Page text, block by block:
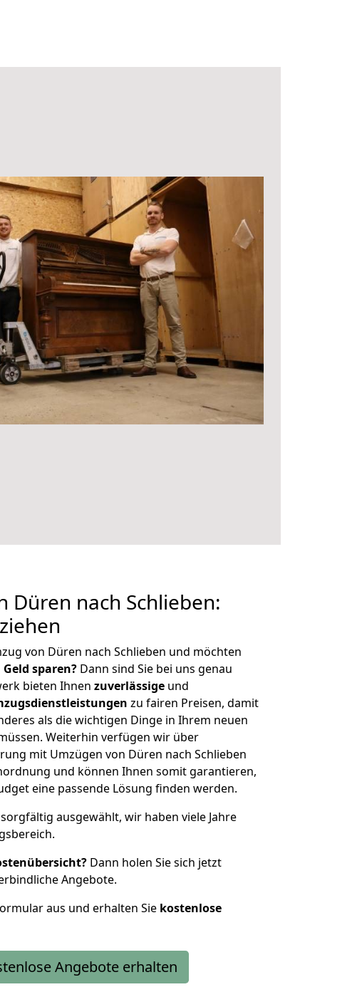
Düren nach Schlieben:
von Düren nach Schlieben und möchten
sparen? Dann sind Sie bei uns genau
bieten Ihnen zuverlässige und
zu fairen Preisen, damit
als die wichtigen Dinge in Ihrem neuen
Weiterhin verfügen wir über
mit Umzügen von Düren nach Schlieben
und können Ihnen somit garantieren,
eine passende Lösung finden werden.
ausgewählt, wir haben viele Jahre
Dann holen Sie sich jetzt
Angebote.
aus und erhalten Sie kostenlose
Angebote erhalten